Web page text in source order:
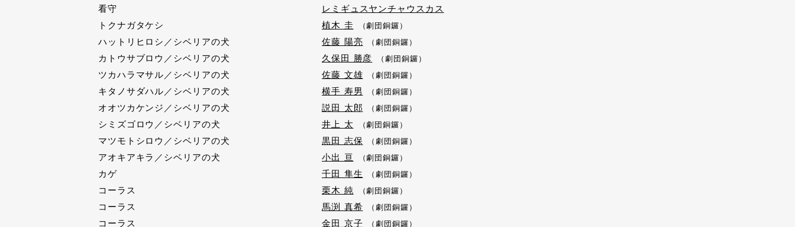
看守
レミギュスヤンチャウスカス
トクナガタケシ
植木 圭 （劇団銅鑼）
ハットリヒロシ／シベリアの犬 佐藤 陽亮 （劇団銅鑼）
カトウサブロウ／シベリアの犬 久保田 勝彦 （劇団銅鑼）
ツカハラマサル／シベリアの犬 佐藤 文雄 （劇団銅鑼）
キタノサダハル／シベリアの犬 横手 寿男 （劇団銅鑼）
オオツカケンジ／シベリアの犬 説田 太郎 （劇団銅鑼）
シミズゴロウ／シベリアの犬 井上 太 （劇団銅鑼）
マツモトシロウ／シベリアの犬 黒田 志保 （劇団銅鑼）
アオキアキラ／シベリアの犬 小出 亘 （劇団銅鑼）
カゲ 千田 隼生 （劇団銅鑼）
コーラス 栗木 純 （劇団銅鑼）
コーラス 馬渕 真希 （劇団銅鑼）
コーラス 金田 京子 （劇団銅鑼）